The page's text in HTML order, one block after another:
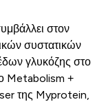
στον
συστατικών
γλυκόζης στο
Metabolism +
της Myprotein,